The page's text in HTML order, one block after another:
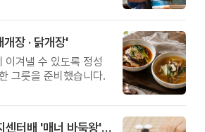
장 · 닭개장'
이겨낼 수 있도록 정성
그릇을 준비했습니다.
제3회 서초구 아버지센터배 '매너 바둑왕' 대회